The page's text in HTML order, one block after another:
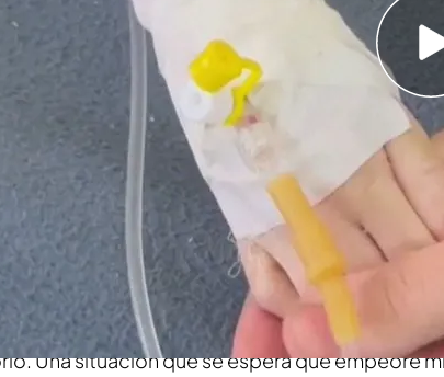
internacional no es capaz de paliar la crisis
magnitud en el norte de Gaza
en Gaza
sigue siendo extrema y nos deja
mueren por desnutriciónmientras las
a sus bebés.
El antes y el después de Rafah
de cómo viven los palestinos desde que
Una situación que se espera que empeore